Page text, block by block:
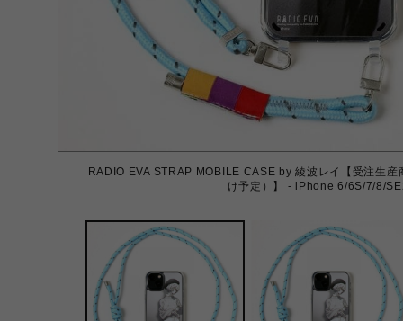
RADIO EVA STRAP MOBILE CASE by 綾波レイ【受注生
け予定）】 - iPhone 6/6S/7/8/